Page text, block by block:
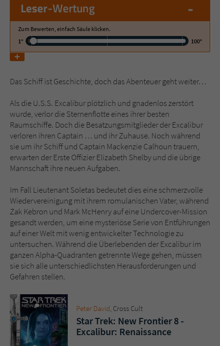
Leser-Wertung -
Zum Bewerten, einfach Säule klicken.
1°
100°
Das Schiff ist Geschichte, doch das Abenteuer geht weiter…
Als die U.S.S. Excalibur plötzlich und gnadenlos zerstört
wurde, verlor die Sternenflotte eines ihrer besten
Raumschiffe. Doch die Besatzungsmitglieder der Excalibur
verloren ihren Captain … und ihr Zuhause. Noch während
sie um ihr Schiff und Captain Mackenzie Calhoun trauern,
erwarten der Erste Offizier Elizabeth Shelby und die übrige
Mannschaft ihre neuen Aufgaben.
Im Fall Lieutenant Soletas bedeutet dies eine schmerzvolle
Wiedervereinigung mit ihrem romulanischen Vater, während
Zak Kebron und Mark McHenry auf eine Undercover-Mission
gesandt werden, um eine mysteriöse Serie von Entführungen
auf einer Welt mit wenig entwickelter Technologie zu
untersuchen. Während die Überlebenden der Excalibur im
ganzen Alpha-Quadranten getrennte Wege gehen, müssen
sie sich alle unterschiedlichsten Herausforderungen und
Gefahren stellen.
Peter David, Cross Cult
Star Trek: New Frontier 8 -
Excalibur: Renaissance
Name tx_pwcomments_ahash
Anbieter Literatur-Couch Medien GmbH & Co. KG
Name fe_typo_user
Anbieter Literatur-Couch Medien GmbH & Co. KG
Laufzeit Session
Zweck
Dieses Cookie gewährleistet die
Kommunikation der Webseite mit dem
Benutzer. Es wird benötigt um z. B. den
Sicherheitscode des Kontaktformulars zu
überprüfen.